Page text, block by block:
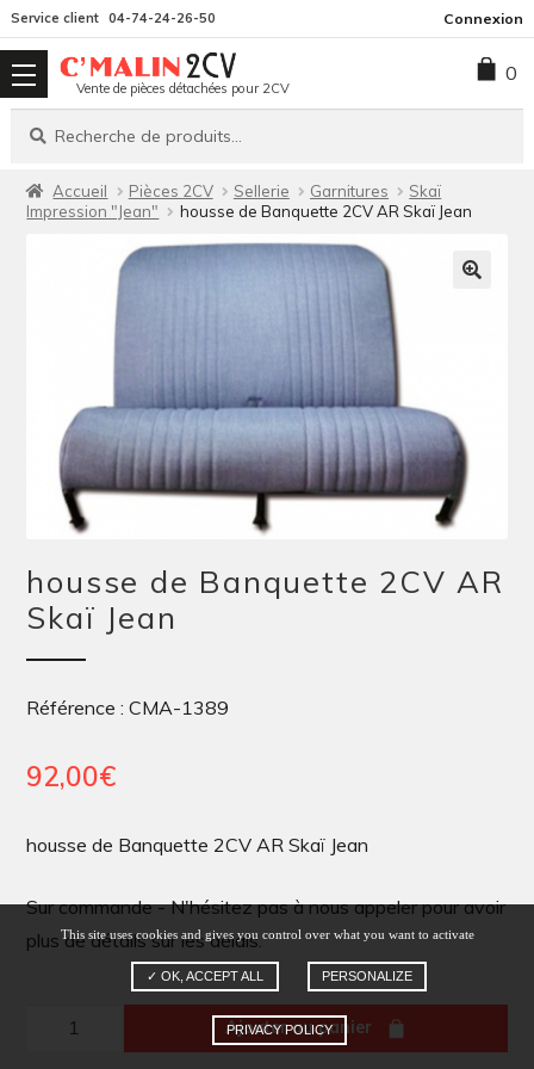
la
navigation
contenu
Service client 04-74-24-26-50 Connexion
Vente de pièces détachées pour 2CV
Recherche
Recherche
0
Accueil Pièces 2CV Sellerie Garnitures
Skaï
Impression "Jean"
housse de Banquette 2CV AR Skaï Jean
housse de Banquette 2CV AR
Skaï Jean
Référence : CMA-1389
92,00€
housse de Banquette 2CV AR Skaï Jean
Sur commande - N'hésitez pas à nous appeler pour avoir
plus de détails sur les délais.
quantité
Ajouter au panier
This site uses cookies and gives you control over what you want to activate
✓ OK, ACCEPT ALL PERSONALIZE
PRIVACY POLICY